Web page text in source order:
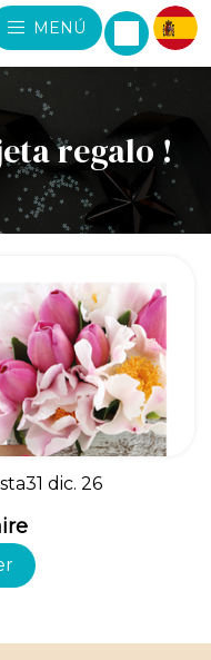
MENÚ
regalo !
31 dic. 26